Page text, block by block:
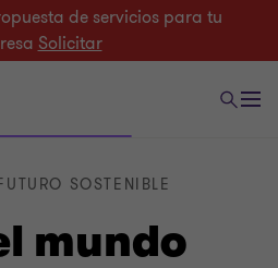
de servicios para tu
Solicitar
mundo
SOSTENIBLE